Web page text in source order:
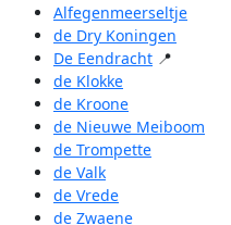
Alfegenmeerseltje
de Dry Koningen
De Eendracht 📍
de Klokke
de Kroone
de Nieuwe Meiboom
de Trompette
de Valk
de Vrede
de Zwaene